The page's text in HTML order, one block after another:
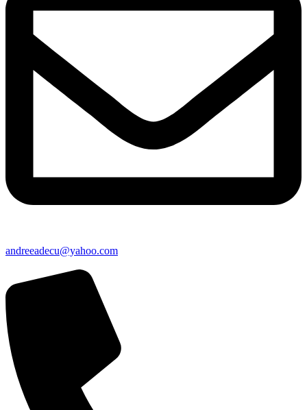
andreeadecu@yahoo.com